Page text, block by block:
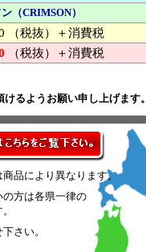
（CRIMSON）
（税抜）＋消費税
（税抜）＋消費税
るようお願い申し上げます。
商品により異なります。
の方は各県一律の
さい。